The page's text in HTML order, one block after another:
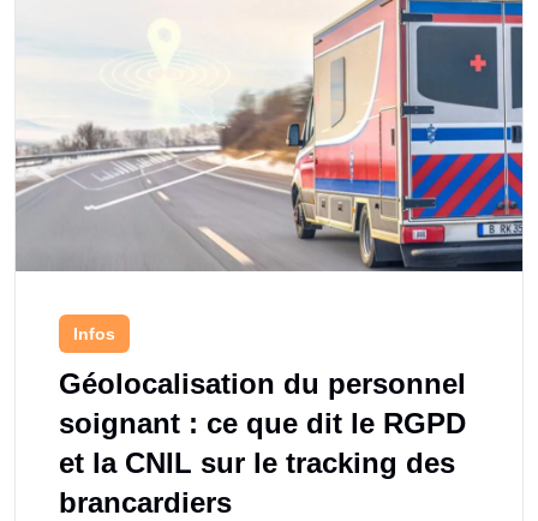
Infos
Géolocalisation du personnel
soignant : ce que dit le RGPD
et la CNIL sur le tracking des
brancardiers